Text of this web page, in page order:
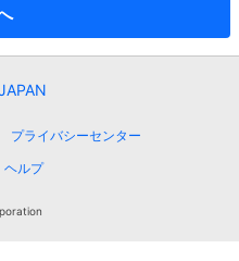
プライバシーセンター
ヘルプ